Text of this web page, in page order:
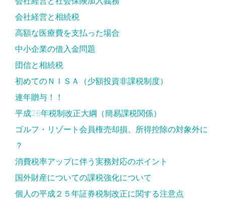
会社経営と相続税
高額な医療費を支払った場合
中小企業の借入金問題
団信と相続税
初めてのＮＩＳＡ（少額投資非課税制度）
連年贈与！！
平成26年税制改正大綱（簡易課税関係）
ゴルフ・リゾート会員権売却損、所得控除の対象外に
？
消費税率アップに伴う実務対応のポイント
国外財産についての課税強化について
個人の平成２５年証券税制改正に関する注意点